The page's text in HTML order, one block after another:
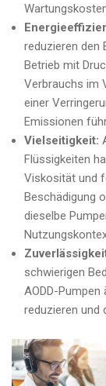
reduzieren den
Betrieb mit
Verbrauchs im
einer
Emissionen
Vielseitigkeit:
Flüssigkeiten
Viskosität und
Beschädigung
dieselbe
schwierigen
AODD-
reduzieren und